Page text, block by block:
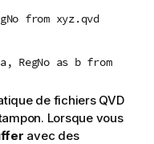
from xyz.qvd
a, RegNo as b from
de fichiers QVD
Lorsque vous
avec des